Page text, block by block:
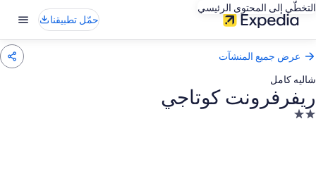
التخطّي إلى المحتوى الرئيسي
حمّل تطبيقنا
عرض جميع المنشآت
شاليه كامل
ريفرفرونت كوتاجي
منشأة